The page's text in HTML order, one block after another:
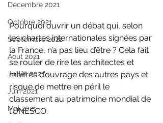
Décembre 2021
Octobre 2021
Septembre 2021
Aout 2021
Juillet 2021
Juin 2021
Mai 2021
Pourquoi ouvrir un débat qui, selon
les chartes internationales signées par
la France, n’a pas lieu d’être ? Cela fait
se rouler de rire les architectes et
maîtres d’ouvrage des autres pays et
risque de mettre en péril le
classement au patrimoine mondial de
l’UNESCO.